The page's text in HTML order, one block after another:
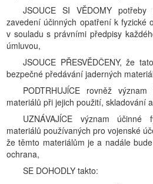
JSOUCE SI VĚDOMY
zavedení účinných opatření k fyzické
v souladu s právními předpisy
úmluvou,
JSOUCE PŘESVĚDČENY, že
bezpečné předávání jaderných
PODTRHUJĺCE rovněž
materiálů při jejich použití, skladování
UZNÁVAJĺCE význam účinné
materiálů používaných pro vojenské
že těmto materiálům je a nadále
ochrana,
SE DOHODLY takto: